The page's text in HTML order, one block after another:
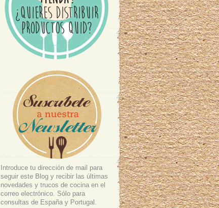
Introduce tu dirección de mail para
seguir este Blog y recibir las últimas
novedades y trucos de cocina en el
correo electrónico. Sólo para
consultas de España y Portugal.